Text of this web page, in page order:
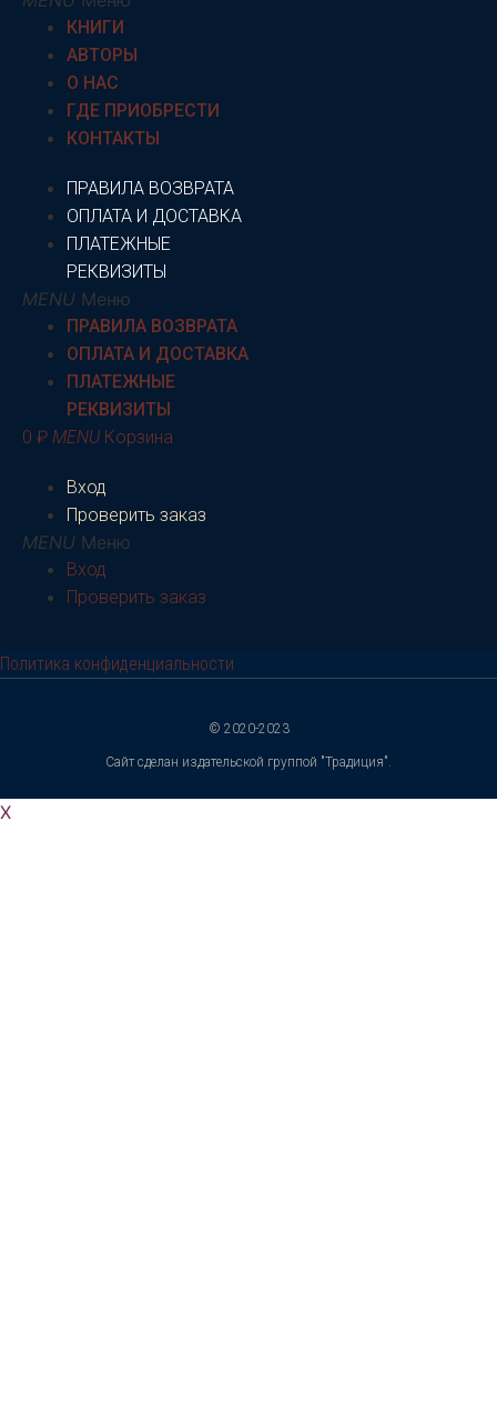
КНИГИ
АВТОРЫ
О НАС
ГДЕ ПРИОБРЕСТИ
КОНТАКТЫ
ПРАВИЛА ВОЗВРАТА
ОПЛАТА И ДОСТАВКА
ПЛАТЕЖНЫЕ
РЕКВИЗИТЫ
Меню
ПРАВИЛА ВОЗВРАТА
ОПЛАТА И ДОСТАВКА
ПЛАТЕЖНЫЕ
РЕКВИЗИТЫ
0 ₽ Корзина
Вход
Проверить заказ
Меню
Вход
Проверить заказ
Политика конфиденциальности
© 2020-2023
Сайт сделан издательской группой "Традиция".
X